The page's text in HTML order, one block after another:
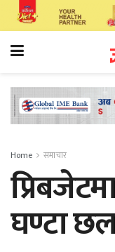
Home समाचार
घण्टा